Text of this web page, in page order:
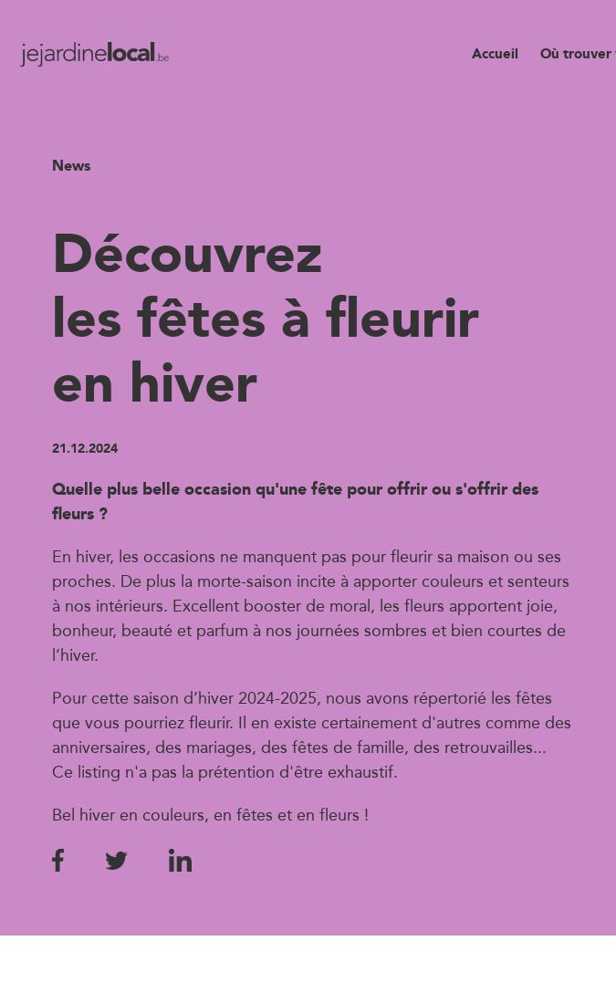
Accueil Où trouver
News
Découvrez
les fêtes à fleurir
en hiver
21.12.2024
Quelle plus belle occasion qu'une fête pour offrir ou s'offrir des
fleurs ?
En hiver, les occasions ne manquent pas pour fleurir sa maison ou ses
proches. De plus la morte-saison incite à apporter couleurs et senteurs
à nos intérieurs. Excellent booster de moral, les fleurs apportent joie,
bonheur, beauté et parfum à nos journées sombres et bien courtes de
l’hiver.
Pour cette saison d’hiver 2024-2025, nous avons répertorié les fêtes
que vous pourriez fleurir. Il en existe certainement d'autres comme des
anniversaires, des mariages, des fêtes de famille, des retrouvailles...
Ce listing n'a pas la prétention d'être exhaustif.
Bel hiver en couleurs, en fêtes et en fleurs !